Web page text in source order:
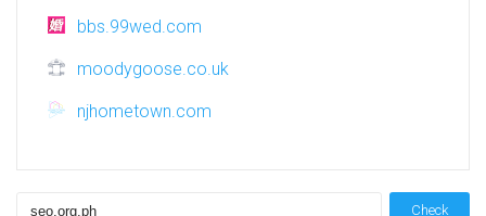
bbs.99wed.com
moodygoose.co.uk
njhometown.com
Check